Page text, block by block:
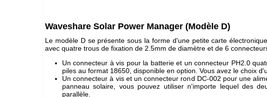
Waveshare Solar Power Manager (Modèle D)
Le modèle D se présente sous la forme d'une petite carte
avec quatre trous de fixation de 2.5mm de diamètre et de 6
Un connecteur à vis pour la batterie et un connecteur PH2.0
piles au format 18650, disponible en option. Vous avez le choix
Un connecteur à vis et un connecteur rond DC-002 pour une
panneau solaire, vous pouvez utiliser n'importe lequel des
parallèle.